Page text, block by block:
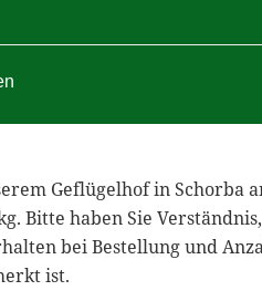
Geflügelhof in Schorba
Bitte haben Sie
bei Bestellung und
ist.